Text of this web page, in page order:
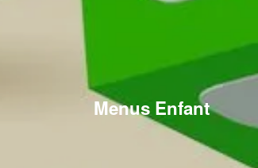
Menus Enfant